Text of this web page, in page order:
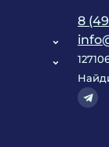
8